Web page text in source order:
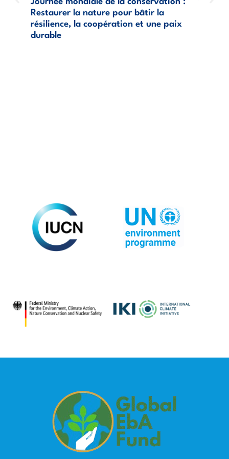
Journée mondiale de la conservation :
Restaurer la nature pour bâtir la
résilience, la coopération et une paix
durable